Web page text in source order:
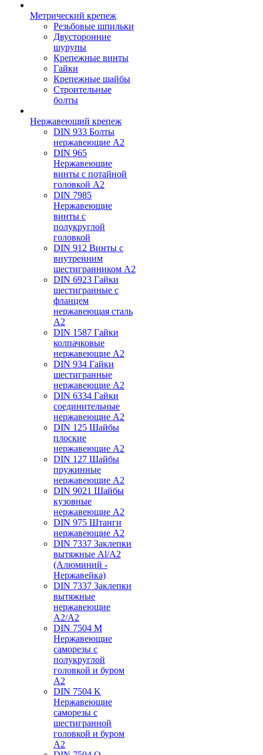
Метрический крепеж
Резьбовые шпильки
Двусторонние
шурупы
Крепежные винты
Гайки
Крепежные шайбы
Строительные
болты
Нержавеющий крепеж
DIN 933 Болты
нержавеющие А2
DIN 965
Нержавеющие
винты с потайной
головкой А2
DIN 7985
Нержавеющие
винты с
полукруглой
головкой
DIN 912 Винты с
внутренним
шестигранником А2
DIN 6923 Гайки
шестигранные с
фланцем
нержавеющая сталь
А2
DIN 1587 Гайки
колпачковые
нержавеющие А2
DIN 934 Гайки
шестигранные
нержавеющие А2
DIN 6334 Гайки
соединительные
нержавеющие А2
DIN 125 Шайбы
плоские
нержавеющие А2
DIN 127 Шайбы
пружинные
нержавеющие А2
DIN 9021 Шайбы
кузовные
нержавеющие А2
DIN 975 Штанги
нержавеющие А2
DIN 7337 Заклепки
вытяжные Al/A2
(Алюминий -
Нержавейка)
DIN 7337 Заклепки
вытяжные
нержавеющие
A2/A2
DIN 7504 M
Нержавеющие
саморезы с
полукруглой
головкой и буром
А2
DIN 7504 K
Нержавеющие
саморезы с
шестигранной
головкой и буром
А2